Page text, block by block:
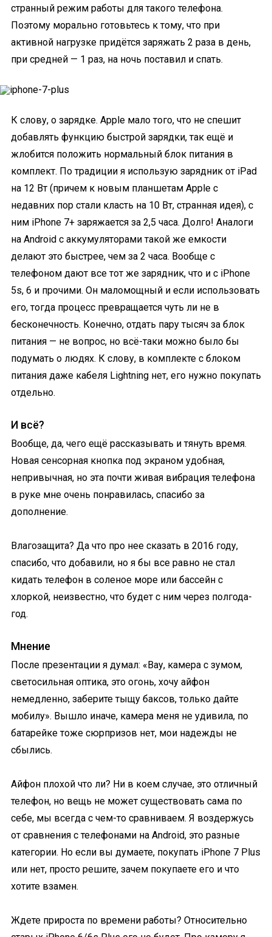
странный режим работы для такого телефона.
Поэтому морально готовьтесь к тому, что при
активной нагрузке придётся заряжать 2 раза в день,
при средней — 1 раз, на ночь поставил и спать.
К слову, о зарядке. Apple мало того, что не спешит
добавлять функцию быстрой зарядки, так ещё и
жлобится положить нормальный блок питания в
комплект. По традиции я использую зарядник от iPad
на 12 Вт (причем к новым планшетам Apple с
недавних пор стали класть на 10 Вт, странная идея), с
ним iPhone 7+ заряжается за 2,5 часа. Долго! Аналоги
на Android с аккумуляторами такой же емкости
делают это быстрее, чем за 2 часа. Вообще с
телефоном дают все тот же зарядник, что и с iPhone
5s, 6 и прочими. Он маломощный и если использовать
его, тогда процесс превращается чуть ли не в
бесконечность. Конечно, отдать пару тысяч за блок
питания — не вопрос, но всё-таки можно было бы
подумать о людях. К слову, в комплекте с блоком
питания даже кабеля Lightning нет, его нужно покупать
отдельно.
И всё?
Вообще, да, чего ещё рассказывать и тянуть время.
Новая сенсорная кнопка под экраном удобная,
непривычная, но эта почти живая вибрация телефона
в руке мне очень понравилась, спасибо за
дополнение.
Влагозащита? Да что про нее сказать в 2016 году,
спасибо, что добавили, но я бы все равно не стал
кидать телефон в соленое море или бассейн с
хлоркой, неизвестно, что будет с ним через полгода-
год.
Мнение
После презентации я думал: «Вау, камера с зумом,
светосильная оптика, это огонь, хочу айфон
немедленно, заберите тыщу баксов, только дайте
мобилу». Вышло иначе, камера меня не удивила, по
батарейке тоже сюрпризов нет, мои надежды не
сбылись.
Айфон плохой что ли? Ни в коем случае, это отличный
телефон, но вещь не может существовать сама по
себе, мы всегда с чем-то сравниваем. Я воздержусь
от сравнения с телефонами на Android, это разные
категории. Но если вы думаете, покупать iPhone 7 Plus
или нет, просто решите, зачем покупаете его и что
хотите взамен.
Ждете прироста по времени работы? Относительно